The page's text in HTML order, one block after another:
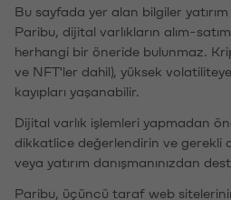
Bu sayfada yer alan bilgiler
Paribu, dijital varlıkların alım-
herhangi bir öneride bulunmaz.
ve NFT'ler dahil), yüksek
kayıpları yaşanabilir.
Dijital varlık işlemleri yapmadan
dikkatlice değerlendirin ve gerekli
veya yatırım danışmanınızdan
Paribu, üçüncü taraf web